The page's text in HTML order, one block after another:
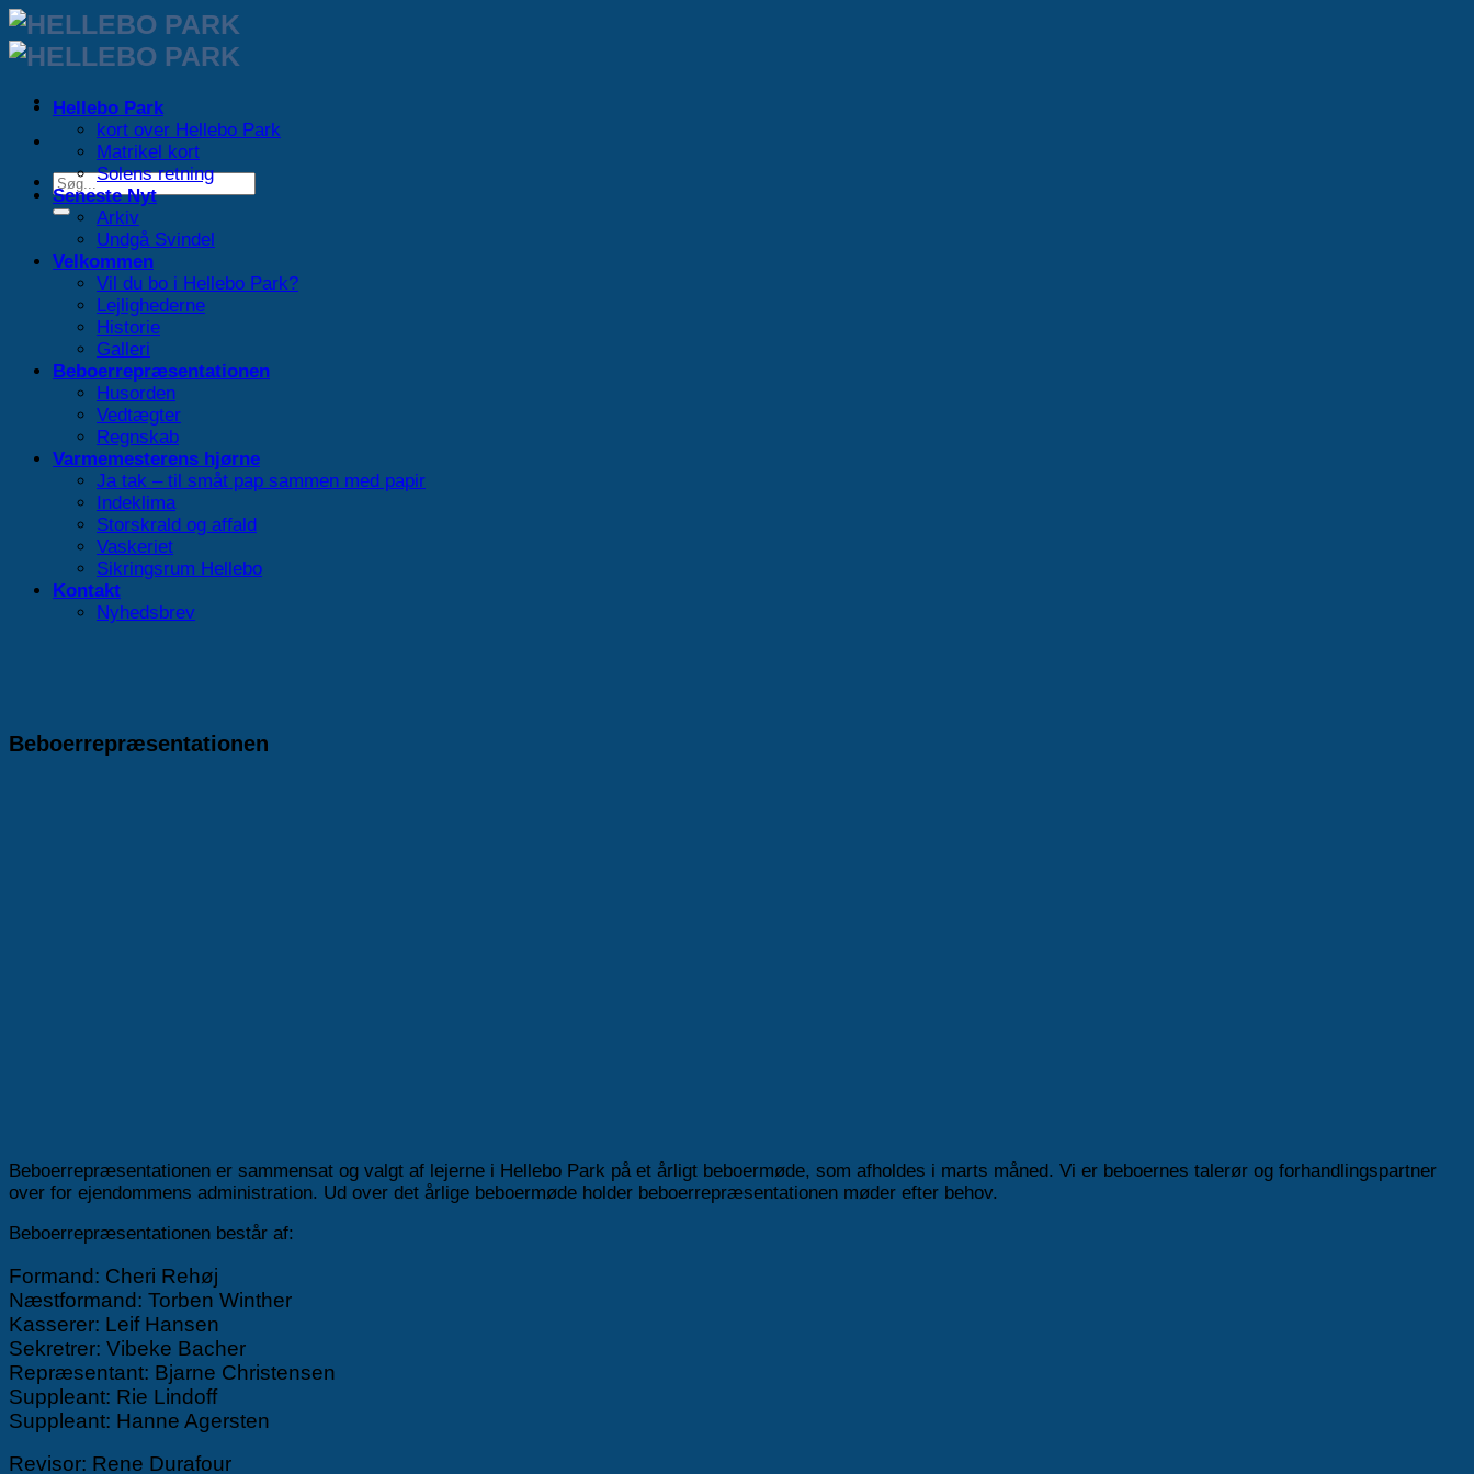
Fortsæt
til
indhold
Hellebo Park
kort over Hellebo Park
Matrikel kort
Solens retning
Seneste Nyt
Arkiv
Undgå Svindel
Velkommen
Vil du bo i Hellebo Park?
Lejlighederne
Historie
Galleri
Beboerrepræsentationen
Husorden
Vedtægter
Regnskab
Varmemesterens hjørne
Ja tak – til småt pap sammen med papir
Indeklima
Storskrald og affald
Vaskeriet
Sikringsrum Hellebo
Kontakt
Nyhedsbrev
Beboerrepræsentationen
Beboerrepræsentationen er sammensat og valgt af lejerne i Hellebo Park på et årligt beboermøde, som afholdes i marts måned. Vi er beboernes talerør og forhandlingspartner
over for ejendommens administration. Ud over det årlige beboermøde holder beboerrepræsentationen møder efter behov.
Beboerrepræsentationen består af:
Formand: Cheri Rehøj
Næstformand: Torben Winther
Kasserer: Leif Hansen
Sekretrer: Vibeke Bacher
Repræsentant: Bjarne Christensen
Suppleant: Rie Lindoff
Suppleant: Hanne Agersten
Revisor: Rene Durafour